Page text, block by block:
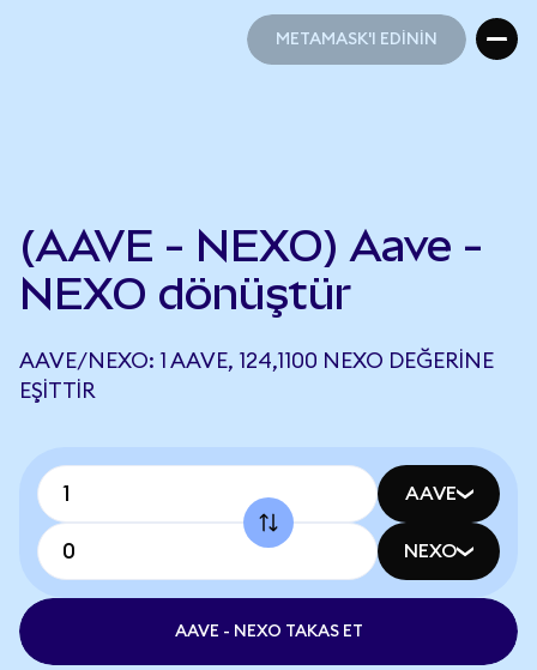
METAMASK'I EDİNİN
(AAVE - NEXO) Aave -
NEXO dönüştür
AAVE/NEXO: 1 AAVE, 124,1100 NEXO DEĞERINE
EŞITTIR
AAVE
NEXO
AAVE - NEXO TAKAS ET